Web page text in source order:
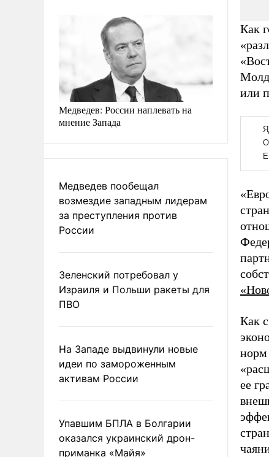
Медведев: России наплевать на
мнение Запада
Медведев пообещал
возмездие западным лидерам
за преступления против
России
Зеленский потребовал у
Израиля и Польши ракеты для
ПВО
На Западе выдвинули новые
идеи по замороженным
активам России
Упавшим БПЛА в Болгарии
оказался украинский дрон-
приманка «Майя»
Как
или
Как
норм
ее